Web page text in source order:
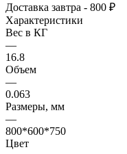
Доставка завтра - 800 ₽
Характеристики
Вес в КГ
—
16.8
Объем
—
0.063
Размеры, мм
—
800*600*750
Цвет